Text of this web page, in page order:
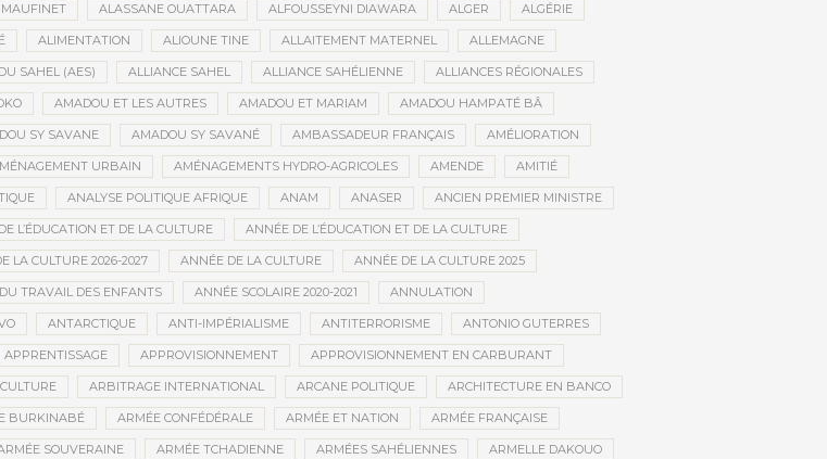
ALASSANE OUATTARA ALFOUSSEYNI DIAWARA ALGER ALGÉRIE
ALIMENTATION ALIOUNE TINE ALLAITEMENT MATERNEL ALLEMAGNE
SAHEL (AES) ALLIANCE SAHEL ALLIANCE SAHÉLIENNE ALLIANCES RÉGIONALES
AMADOU ET LES AUTRES AMADOU ET MARIAM AMADOU HAMPATÉ BÂ
SY SAVANE AMADOU SY SAVANÉ AMBASSADEUR FRANÇAIS AMÉLIORATION
URBAIN AMÉNAGEMENTS HYDRO-AGRICOLES AMENDE AMITIÉ
ANALYSE POLITIQUE AFRIQUE ANAM ANASER ANCIEN PREMIER MINISTRE
L’ÉDUCATION ET DE LA CULTURE ANNÉE DE L’ÉDUCATION ET DE LA CULTURE
LA CULTURE 2026-2027 ANNÉE DE LA CULTURE ANNÉE DE LA CULTURE 2025
TRAVAIL DES ENFANTS ANNÉE SCOLAIRE 2020-2021 ANNULATION
ANTARCTIQUE ANTI-IMPÉRIALISME ANTITERRORISME ANTONIO GUTERRES
APPRENTISSAGE APPROVISIONNEMENT APPROVISIONNEMENT EN CARBURANT
ARBITRAGE INTERNATIONAL ARCANE POLITIQUE ARCHITECTURE EN BANCO
BURKINABÉ ARMÉE CONFÉDÉRALE ARMÉE ET NATION ARMÉE FRANÇAISE
SOUVERAINE ARMÉE TCHADIENNE ARMÉES SAHÉLIENNES ARMELLE DAKOUO